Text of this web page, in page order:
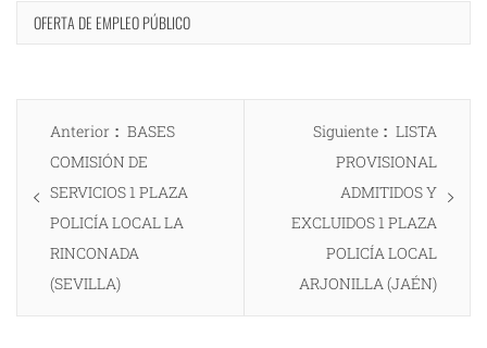
OFERTA DE EMPLEO PÚBLICO
Navegación
entradas
Anterior
Entrada
anterior:
BASES
COMISIÓN DE
SERVICIOS 1 PLAZA
POLICÍA LOCAL LA
RINCONADA
(SEVILLA)
Siguiente
Entrada
siguiente:
LISTA
PROVISIONAL
ADMITIDOS Y
EXCLUIDOS 1 PLAZA
POLICÍA LOCAL
ARJONILLA (JAÉN)